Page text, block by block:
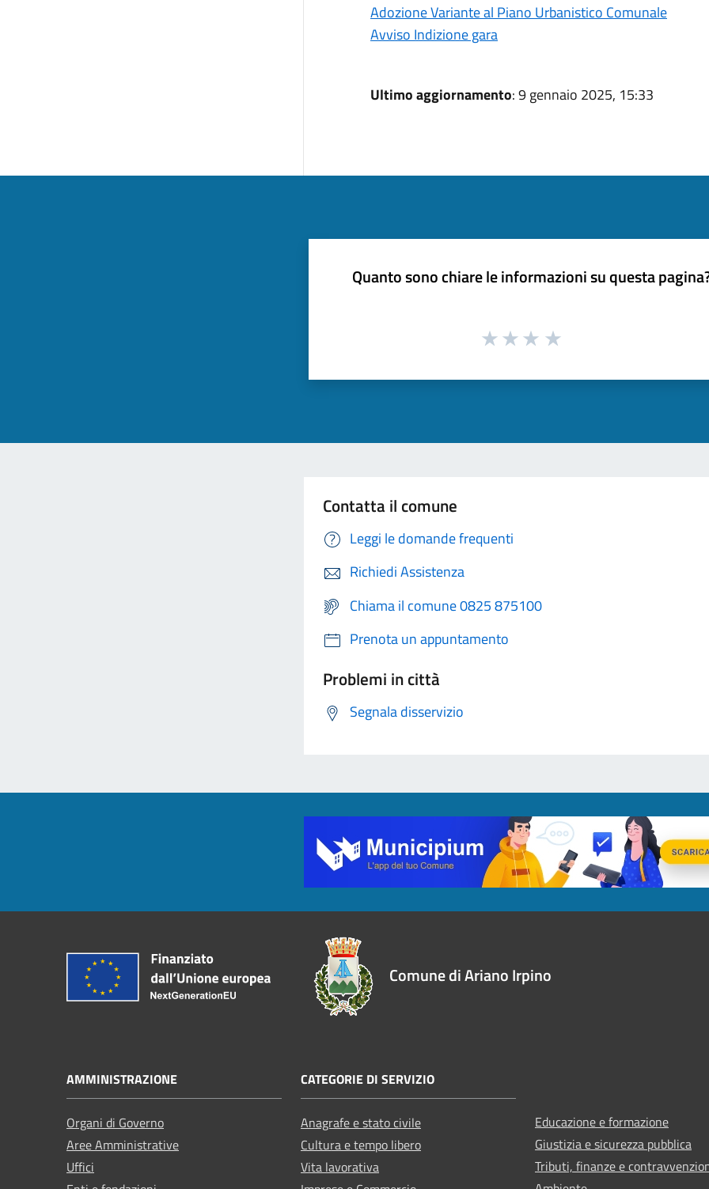
Adozione Variante al Piano Urbanistico Comunale
Avviso Indizione gara
Ultimo aggiornamento: 9 gennaio 2025, 15:33
Quanto sono chiare le informazioni su questa
Contatta il comune
Leggi le domande frequenti
Richiedi Assistenza
Chiama il comune 0825 875100
Prenota un appuntamento
Problemi in città
Segnala disservizio
Comune di Ariano Irpino
AMMINISTRAZIONE
Organi di Governo
Aree Amministrative
Uffici
CATEGORIE DI SERVIZIO
Anagrafe e stato civile
Cultura e tempo libero
Vita lavorativa
Educazione e formazione
Giustizia e sicurezza pubblica
Tributi, finanze e